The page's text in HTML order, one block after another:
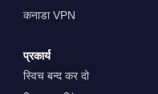
कनाडा VPN
प्रकार्य
स्विच बन्द कर दो